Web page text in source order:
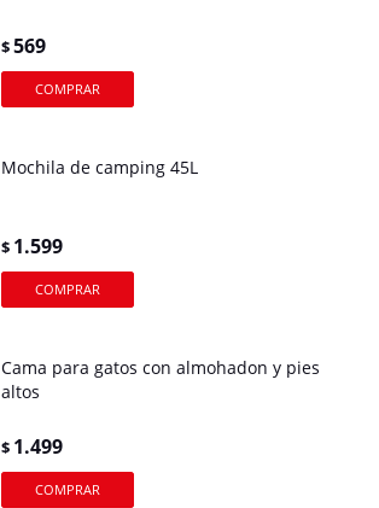
$569
Mochila de camping 45L
$ 1.599
Cama para gatos con almohadon y pies
altos
$ 1.499